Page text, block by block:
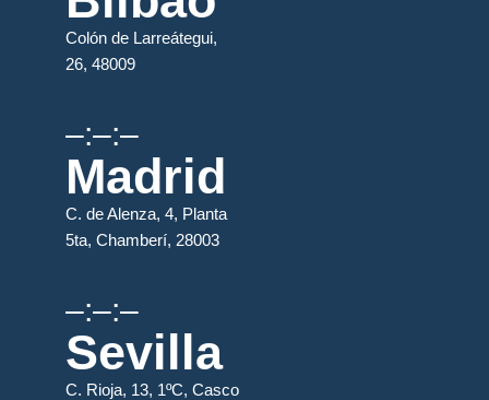
Colón de Larreátegui,
26, 48009
–:–:–
Madrid
C. de Alenza, 4, Planta
5ta, Chamberí, 28003
–:–:–
Sevilla
C. Rioja, 13, 1ºC, Casco